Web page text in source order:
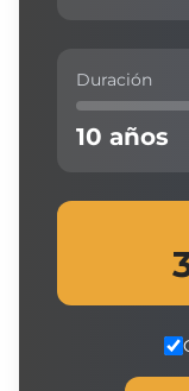
Duración
10 años